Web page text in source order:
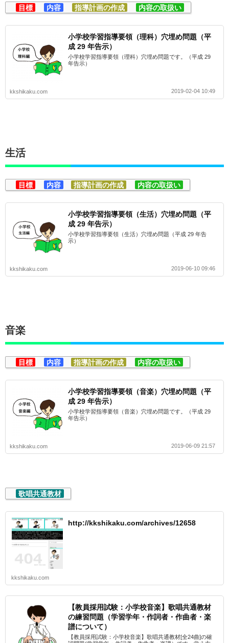
目標 内容 指導計画の作成 内容の取扱い
小学校学習指導要領（理科）穴埋め問題（平
成 29 年告示）
小学校学習指導要領（理科）穴埋め問題です。（平成 29
年告示）
kkshikaku.com 2019-02-04 10:49
生活
目標 内容 指導計画の作成 内容の取扱い
小学校学習指導要領（生活）穴埋め問題（平
成 29 年告示）
小学校学習指導要領（生活）穴埋め問題（平成 29 年告
示）
kkshikaku.com 2019-06-10 09:46
音楽
目標 内容 指導計画の作成 内容の取扱い
小学校学習指導要領（音楽）穴埋め問題（平
成 29 年告示）
小学校学習指導要領（音楽）穴埋め問題です。（平成 29
年告示）
kkshikaku.com 2019-06-09 21:57
歌唱共通教材
http://kkshikaku.com/archives/12658
kkshikaku.com
【教員採用試験：小学校音楽】歌唱共通教材
の練習問題（学習学年・作詞者・作曲者・楽
譜について）
【教員採用試験：小学校音楽】歌唱共通教材[全24曲]の確